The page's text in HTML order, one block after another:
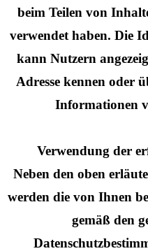
beim Teilen von
verwendet haben. Die
kann Nutzern
Adresse kennen oder
Informationen
Verwendung der
Neben den oben
werden die von Ihnen
gemäß den